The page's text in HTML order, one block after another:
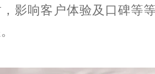
影响客户体验及口碑等